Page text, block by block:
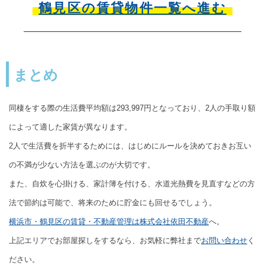
鶴見区の賃貸物件一覧へ進む
まとめ
同棲をする際の生活費平均額は293,997円となっており、2人の手取り額
によって適した家賃が異なります。
2人で生活費を折半するためには、はじめにルールを決めておきお互い
の不満が少ない方法を選ぶのが大切です。
また、自炊を心掛ける、家計簿を付ける、水道光熱費を見直すなどの方
法で節約は可能で、将来のために貯金にも回せるでしょう。
横浜市・鶴見区の賃貸・不動産管理は株式会社依田不動産へ。
上記エリアでお部屋探しをするなら、お気軽に弊社までお問い合わせ く
ださい。